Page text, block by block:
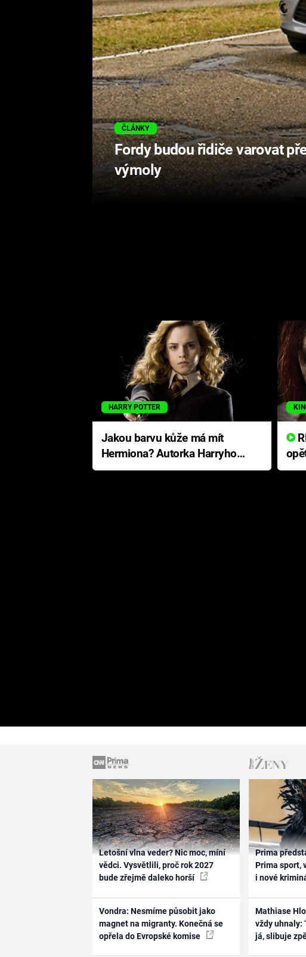
ČLÁNKY
Fordy budou řidiče varovat
výmoly
HARRY POTTER
Jakou barvu kůže má mít
Hermiona? Autorka Harryho
Pottera přišla s ráznou
RECENZE: Smrtelné zlo se
Letošní vlna veder? Nic moc, míní
vědci. Vysvětlili, proč rok 2027
bude zřejmě daleko horší
Vondra: Nesmíme působit jako
magnet na migranty. Konečná se
opřela do Evropské komise
Prima
Prima sport,
i nové
Mathiase
vždy uhnaly:
já, slibuje